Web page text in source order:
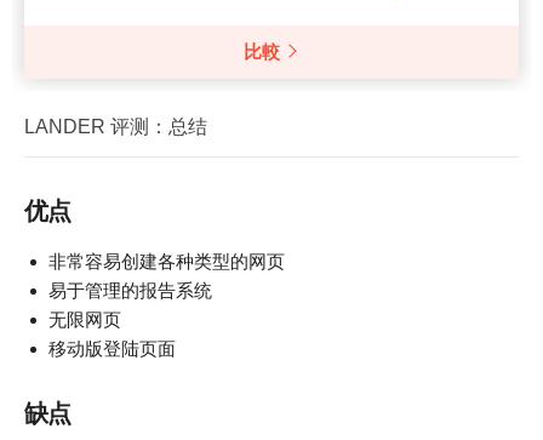
比較
LANDER 评测：总结
优点
非常容易创建各种类型的网页
易于管理的报告系统
无限网页
移动版登陆页面
缺点